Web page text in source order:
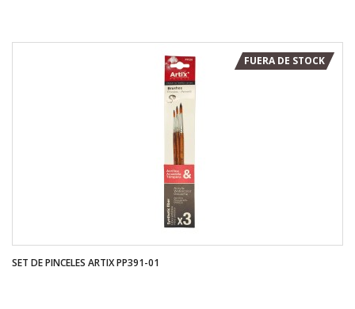
FUERA DE STOCK
SET DE PINCELES ARTIX PP391-01